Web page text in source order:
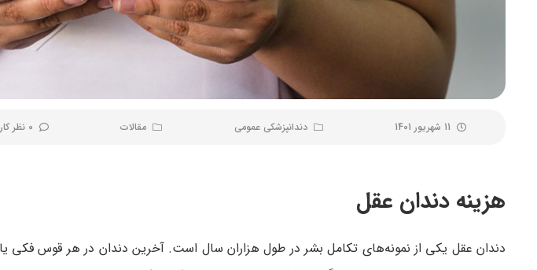
11 شهریور 1401 دندانپزشکی عمومی مقالات 0 نظر کاربران
هزینه دندان عقل
دندان عقل یکی از نمونه‌های تکامل بشر در طول هزاران سال است. آخرین دندان در هر قوس فکی